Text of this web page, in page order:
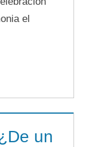
el
un